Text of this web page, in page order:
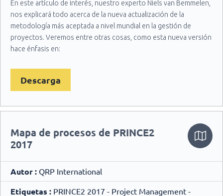
comprobada de PRINCE2 al mismo tiempo que responde a los
imperativos actuales de flexibilidad y agilidad.
En este artículo de interés, nuestro experto Niels van Bemmelen,
nos explicará todo acerca de la nueva actualización de la
metodología más aceptada a nivel mundial en la gestión de
proyectos. Veremos entre otras cosas, como esta nueva versión
hace énfasis en:
• la aplicación práctica de la guía.
Descarga
Mapa de procesos de PRINCE2
2017
Autor : QRP International
Etiquetas : PRINCE2 2017 - Project Management -